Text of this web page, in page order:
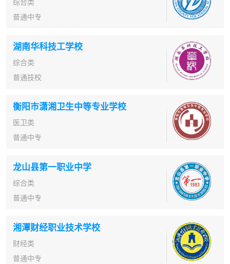
普通中专
湖南华科技工学校
综合类
普通技校
衡阳市潇湘卫生中等专业学校
医卫类
普通中专
龙山县第一职业中学
综合类
普通中专
湘潭财经职业技术学校
财经类
普通中专